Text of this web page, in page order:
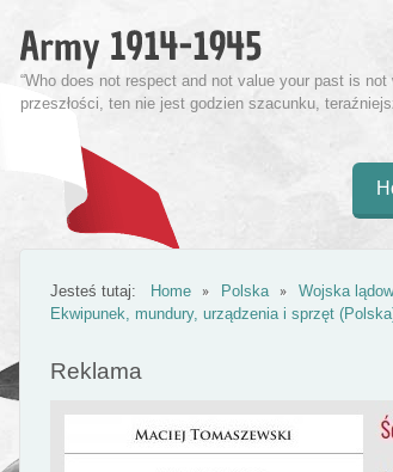
“Who does not respect and not value your past is
przeszłości, ten nie jest godzien szacunku,
Jesteś tutaj: Home Polska Wojska
Ekwipunek, mundury, urządzenia i sprzęt
Reklama